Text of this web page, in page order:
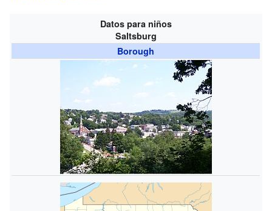
Datos para niños
Saltsburg
Borough